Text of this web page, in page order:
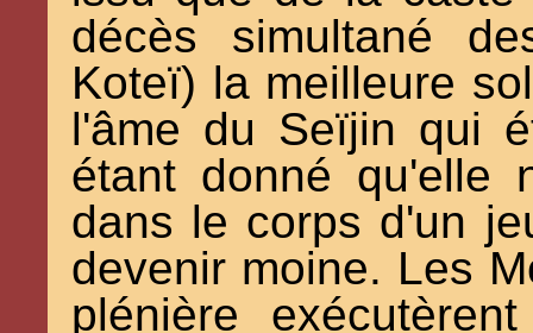
décès simultané
Koteï) la meilleure
l'âme du Seïjin qui
étant donné qu'elle
dans le corps d'un
devenir moine. Les
plénière